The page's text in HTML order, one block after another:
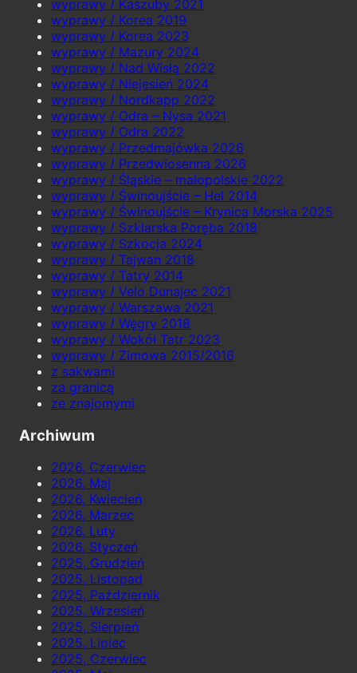
wyprawy / Kaszuby 2021
wyprawy / Korea 2019
wyprawy / Korea 2023
wyprawy / Mazury 2024
wyprawy / Nad Wisłą 2022
wyprawy / Niejesień 2024
wyprawy / Nordkapp 2022
wyprawy / Odra – Nysa 2021
wyprawy / Odra 2022
wyprawy / Przedmajówka 2026
wyprawy / Przedwiosenna 2026
wyprawy / Śląskie – małopolskie 2022
wyprawy / Świnoujście – Hel 2014
wyprawy / Świnoujście – Krynica Morska 2025
wyprawy / Szklarska Poręba 2018
wyprawy / Szkocja 2024
wyprawy / Tajwan 2018
wyprawy / Tatry 2014
wyprawy / Velo Dunajec 2021
wyprawy / Warszawa 2021
wyprawy / Węgry 2018
wyprawy / Wokół Tatr 2023
wyprawy / Zimowa 2015/2016
z sakwami
za granicą
ze znajomymi
Archiwum
2026, Czerwiec
2026, Maj
2026, Kwiecień
2026, Marzec
2026, Luty
2026, Styczeń
2025, Grudzień
2025, Listopad
2025, Październik
2025, Wrzesień
2025, Sierpień
2025, Lipiec
2025, Czerwiec